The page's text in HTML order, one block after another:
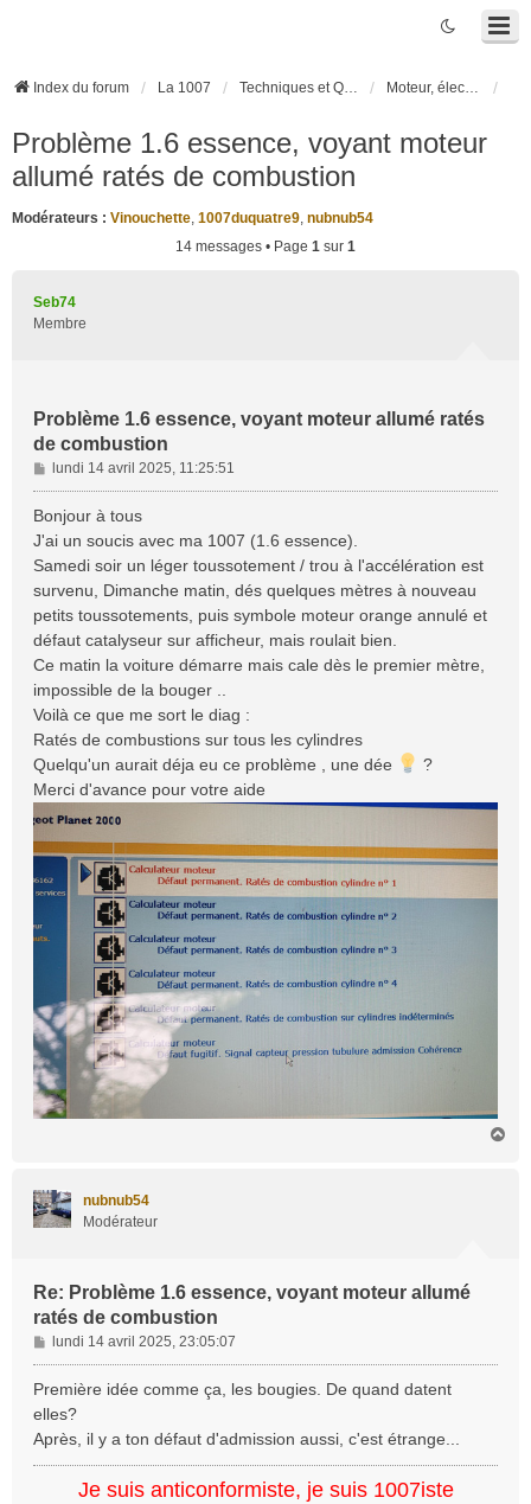
Index du forum La 1007 Techniques et Questions Moteur, électronique moteur, boîte robotisée 2-Tronic
Problème 1.6 essence, voyant moteur
allumé ratés de combustion
Modérateurs : Vinouchette, 1007duquatre9, nubnub54
14 messages • Page 1 sur 1
Seb74
Membre
Problème 1.6 essence, voyant moteur allumé ratés
de combustion
M
e
s
g
e
lundi 14 avril 2025, 11:25:51
Bonjour à tous
J'ai un soucis avec ma 1007 (1.6 essence).
Samedi soir un léger toussotement / trou à l'accélération est
survenu, Dimanche matin, dés quelques mètres à nouveau
petits toussotements, puis symbole moteur orange annulé et
défaut catalyseur sur afficheur, mais roulait bien.
Ce matin la voiture démarre mais cale dès le premier mètre,
impossible de la bouger ..
Voilà ce que me sort le diag :
Ratés de combustions sur tous les cylindres
Quelqu'un aurait déja eu ce problème , une dée
?
Merci d'avance pour votre aide
nubnub54
Modérateur
Re: Problème 1.6 essence, voyant moteur allumé
ratés de combustion
M
e
s
s
g
e
lundi 14 avril 2025, 23:05:07
Première idée comme ça, les bougies. De quand datent
elles?
Après, il y a ton défaut d'admission aussi, c'est étrange...
Je suis anticonformiste, je suis 1007iste